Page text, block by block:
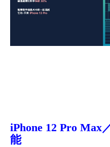
iPhone 12 Pro Max
能